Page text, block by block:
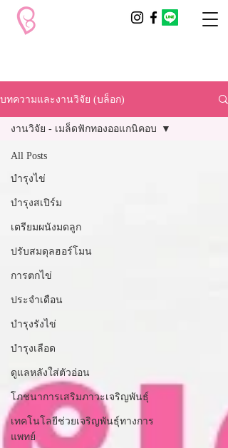
บทความและงานวิจัย (บล็อก)
All Posts
บำรุงไข่
บำรุงสเปิร์ม
เตรียมผนังมดลูก
ปรับสมดุลฮอร์โมน
การตกไข่
ประจำเดือน
บำรุงรังไข่
บำรุงเลือด
ดูแลหลังใส่ตัวอ่อน
โภชนาการเสริมภาวะเจริญพันธุ์
เทคโนโลยีช่วยเจริญพันธุ์ทางการ
แพทย์
งานวิจัย - เมล็ดฟักทองออแกนิคอบ